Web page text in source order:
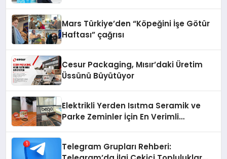
Mars Türkiye’den “Köpeğini İşe Götür
Haftası” çağrısı
Cesur Packaging, Mısır’daki Üretim
Üssünü Büyütüyor
Elektrikli Yerden Isıtma Seramik ve
Parke Zeminler İçin En Verimli
Telegram Grupları Rehberi: